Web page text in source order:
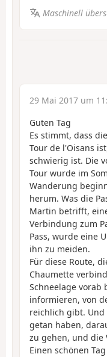
Maschinell
29 Mai 2017 um
Guten Tag
Es stimmt, dass
Tour de l'Oisans
schwierig ist. Die
Tour wurde im
Wanderung
herum. Was die
Martin betrifft,
Verbindung zum
Pass, wurde eine
ihn zu meiden.
Für diese Route,
Chaumette
Schneelage vorab
informieren, von
reichlich gibt. Und
getan haben,
zu gehen, und die
Einen schönen